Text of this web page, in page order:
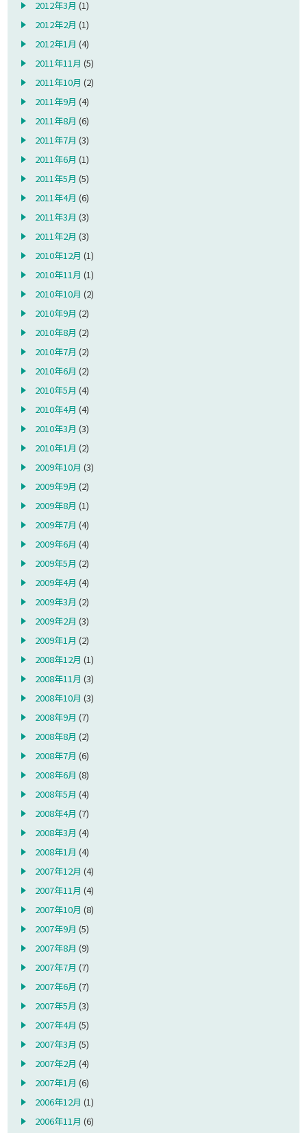
2012年3月 (1)
2012年2月 (1)
2012年1月 (4)
2011年11月 (5)
2011年10月 (2)
2011年9月 (4)
2011年8月 (6)
2011年7月 (3)
2011年6月 (1)
2011年5月 (5)
2011年4月 (6)
2011年3月 (3)
2011年2月 (3)
2010年12月 (1)
2010年11月 (1)
2010年10月 (2)
2010年9月 (2)
2010年8月 (2)
2010年7月 (2)
2010年6月 (2)
2010年5月 (4)
2010年4月 (4)
2010年3月 (3)
2010年1月 (2)
2009年10月 (3)
2009年9月 (2)
2009年8月 (1)
2009年7月 (4)
2009年6月 (4)
2009年5月 (2)
2009年4月 (4)
2009年3月 (2)
2009年2月 (3)
2009年1月 (2)
2008年12月 (1)
2008年11月 (3)
2008年10月 (3)
2008年9月 (7)
2008年8月 (2)
2008年7月 (6)
2008年6月 (8)
2008年5月 (4)
2008年4月 (7)
2008年3月 (4)
2008年1月 (4)
2007年12月 (4)
2007年11月 (4)
2007年10月 (8)
2007年9月 (5)
2007年8月 (9)
2007年7月 (7)
2007年6月 (7)
2007年5月 (3)
2007年4月 (5)
2007年3月 (5)
2007年2月 (4)
2007年1月 (6)
2006年12月 (1)
2006年11月 (6)